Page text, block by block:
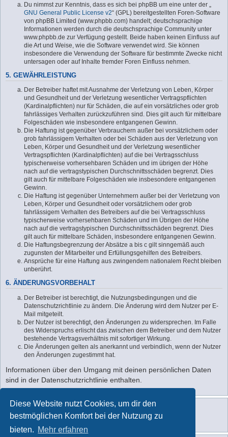
Diese Website nutzt Cookies, um dir den
bestmöglichen Komfort bei der Nutzung zu
bieten. Mehr erfahren
Du nimmst zur Kenntnis, dass es sich bei phpBB um eine unter der „
GNU General Public License v2“ (GPL) bereitgestellten Foren-Software
von phpBB Limited (www.phpbb.com) handelt; deutschsprachige
Informationen werden durch die deutschsprachige Community unter
www.phpbb.de zur Verfügung gestellt. Beide haben keinen Einfluss auf
die Art und Weise, wie die Software verwendet wird. Sie können
insbesondere die Verwendung der Software für bestimmte Zwecke nicht
untersagen oder auf Inhalte fremder Foren Einfluss nehmen.
5. GEWÄHRLEISTUNG
Der Betreiber haftet mit Ausnahme der Verletzung von Leben, Körper
und Gesundheit und der Verletzung wesentlicher Vertragspflichten
(Kardinalpflichten) nur für Schäden, die auf ein vorsätzliches oder grob
fahrlässiges Verhalten zurückzuführen sind. Dies gilt auch für mittelbare
Folgeschäden wie insbesondere entgangenen Gewinn.
Die Haftung ist gegenüber Verbrauchern außer bei vorsätzlichem oder
grob fahrlässigem Verhalten oder bei Schäden aus der Verletzung von
Leben, Körper und Gesundheit und der Verletzung wesentlicher
Vertragspflichten (Kardinalpflichten) auf die bei Vertragsschluss
typischerweise vorhersehbaren Schäden und im übrigen der Höhe
nach auf die vertragstypischen Durchschnittsschäden begrenzt. Dies
gilt auch für mittelbare Folgeschäden wie insbesondere entgangenen
Gewinn.
Die Haftung ist gegenüber Unternehmern außer bei der Verletzung von
Leben, Körper und Gesundheit oder vorsätzlichem oder grob
fahrlässigem Verhalten des Betreibers auf die bei Vertragsschluss
typischerweise vorhersehbaren Schäden und im Übrigen der Höhe
nach auf die vertragstypischen Durchschnittsschäden begrenzt. Dies
gilt auch für mittelbare Schäden, insbesondere entgangenen Gewinn.
Die Haftungsbegrenzung der Absätze a bis c gilt sinngemäß auch
zugunsten der Mitarbeiter und Erfüllungsgehilfen des Betreibers.
Ansprüche für eine Haftung aus zwingendem nationalem Recht bleiben
unberührt.
6. ÄNDERUNGSVORBEHALT
Der Betreiber ist berechtigt, die Nutzungsbedingungen und die
Datenschutzrichtlinie zu ändern. Die Änderung wird dem Nutzer per E-
Mail mitgeteilt.
Der Nutzer ist berechtigt, den Änderungen zu widersprechen. Im Falle
des Widerspruchs erlischt das zwischen dem Betreiber und dem Nutzer
bestehende Vertragsverhältnis mit sofortiger Wirkung.
Die Änderungen gelten als anerkannt und verbindlich, wenn der Nutzer
den Änderungen zugestimmt hat.
Informationen über den Umgang mit deinen persönlichen Daten
sind in der Datenschutzrichtlinie enthalten.